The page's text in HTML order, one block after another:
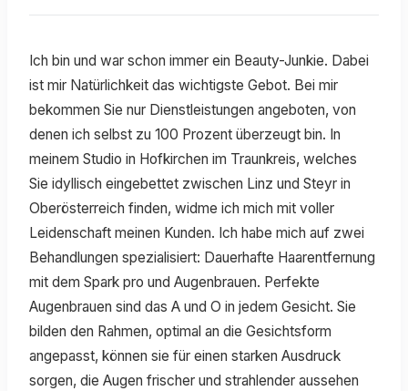
Ich bin und war schon immer ein Beauty-Junkie. Dabei
ist mir Natürlichkeit das wichtigste Gebot. Bei mir
bekommen Sie nur Dienstleistungen angeboten, von
denen ich selbst zu 100 Prozent überzeugt bin. In
meinem Studio in Hofkirchen im Traunkreis, welches
Sie idyllisch eingebettet zwischen Linz und Steyr in
Oberösterreich finden, widme ich mich mit voller
Leidenschaft meinen Kunden. Ich habe mich auf zwei
Behandlungen spezialisiert: Dauerhafte Haarentfernung
mit dem Spark pro und Augenbrauen. Perfekte
Augenbrauen sind das A und O in jedem Gesicht. Sie
bilden den Rahmen, optimal an die Gesichtsform
angepasst, können sie für einen starken Ausdruck
sorgen, die Augen frischer und strahlender aussehen